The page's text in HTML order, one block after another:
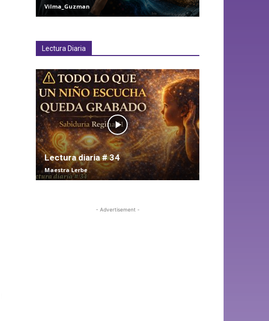
Vilma_Guzman
Lectura Diaria
Lectura diaria # 34
Maestra Lerbe
- Advertisement -